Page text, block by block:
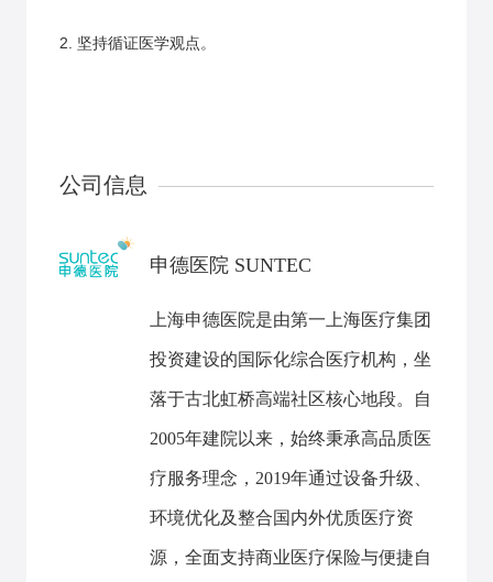
2. 坚持循证医学观点。
公司信息
申德医院 SUNTEC
上海申德医院是由第一上海医疗集团
投资建设的国际化综合医疗机构，坐
落于古北虹桥高端社区核心地段。自
2005年建院以来，始终秉承高品质医
疗服务理念，2019年通过设备升级、
环境优化及整合国内外优质医疗资
源，全面支持商业医疗保险与便捷自